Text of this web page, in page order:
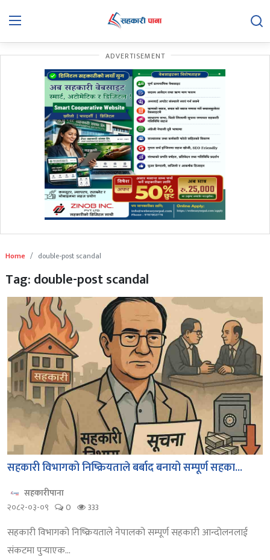
सहकारी गतिविधि
सहकारी कानुन
सम्पर्क
ADVERTISEMENT
Home double-post scandal
Tag: double-post scandal
सहकारी विभागको निष्क्रियताले बर्बाद बनायो सम्पूर्ण सहका...
सहकारीपाना
२०८२-०३-०९
0 333
सहकारी विभागको निष्क्रियताले नेपालको सम्पूर्ण सहकारी आन्दोलनलाई
संकटमा पुर्‍याएक...